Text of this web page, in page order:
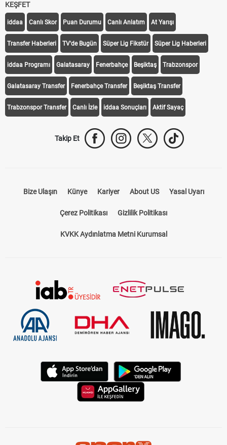
KEŞFET
iddaa Canlı Skor Puan Durumu Canlı Anlatım At Yarışı
Transfer Haberleri TV'de Bugün Süper Lig Fikstür Süper Lig Haberleri
iddaa Programı Galatasaray Fenerbahçe Beşiktaş Trabzonspor
Galatasaray Transfer Fenerbahçe Transfer Beşiktaş Transfer
Trabzonspor Transfer Canlı İzle iddaa Sonuçları Aktif Sayaç
Takip Et
Bize Ulaşın Künye Kariyer About US Yasal Uyarı
Çerez Politikası Gizlilik Politikası
KVKK Aydınlatma Metni Kurumsal